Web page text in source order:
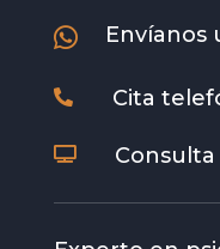
 Envíanos
 Cita
